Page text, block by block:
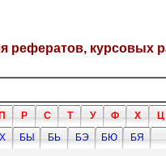
рефератов, курсовых
П Р С Т У Ф Х Ц
БЫ БЬ БЭ БЮ
БЯ